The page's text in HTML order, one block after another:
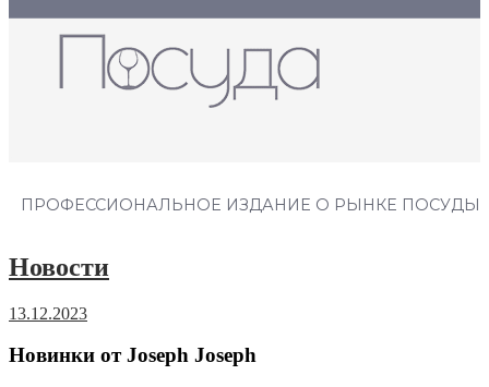
ПРОФЕССИОНАЛЬНОЕ ИЗДАНИЕ О РЫНКЕ ПОСУДЫ
Новости
13.12.2023
Новинки от Joseph Joseph